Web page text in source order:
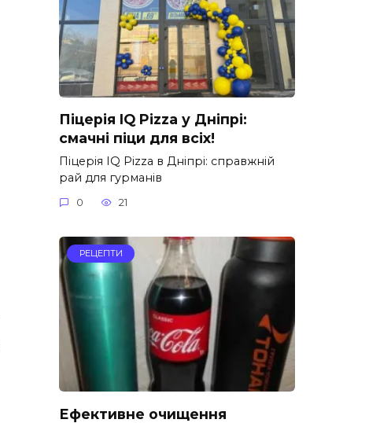
Піцерія IQ Pizza у Дніпрі:
смачні піци для всіх!
Піцерія IQ Pizza в Дніпрі: справжній
рай для гурманів
0 21
РЕЦЕПТИ
Ефективне очищення